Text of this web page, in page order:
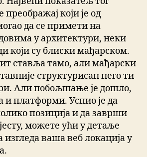
преображај који је од
да се примети на
у архитектури, неки
који су блиски мађарском.
ставља тамо, али мађарски
структурисан него ти
Али побољшање је дошло,
и платформи. Успио је да
позиција и да заврши
можете ући у детаље
ваша веб локација у